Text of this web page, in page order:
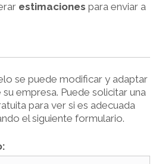
estimaciones para enviar a
se puede modificar y adaptar
empresa. Puede solicitar una
para ver si es adecuada
el siguiente formulario.